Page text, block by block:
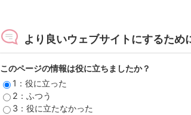
より良いウェブサイトにするた
このページの情報は役に立ちましたか？
1：役に立った
2：ふつう
3：役に立たなかった